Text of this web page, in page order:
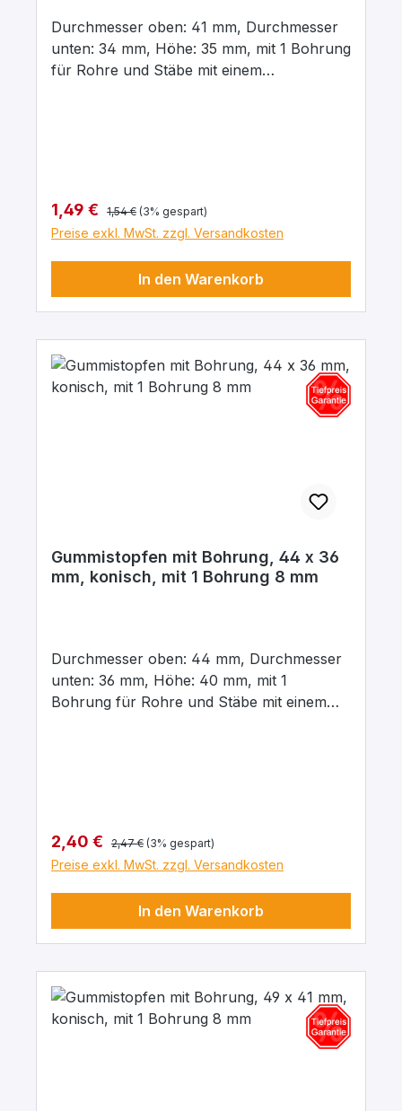
Durchmesser oben: 41 mm, Durchmesser
unten: 34 mm, Höhe: 35 mm, mit 1 Bohrung
für Rohre und Stäbe mit einem
Verkaufspreis:
1,49 € Regulärer Preis:
1,54 € (3% gespart)
Preise exkl. MwSt. zzgl. Versandkosten
In den Warenkorb
Gummistopfen mit Bohrung, 44 x 36
mm, konisch, mit 1 Bohrung 8 mm
Durchmesser oben: 44 mm, Durchmesser
unten: 36 mm, Höhe: 40 mm, mit 1
Bohrung für Rohre und Stäbe mit einem
Verkaufspreis:
2,40 € Regulärer Preis:
2,47 € (3% gespart)
Preise exkl. MwSt. zzgl. Versandkosten
In den Warenkorb